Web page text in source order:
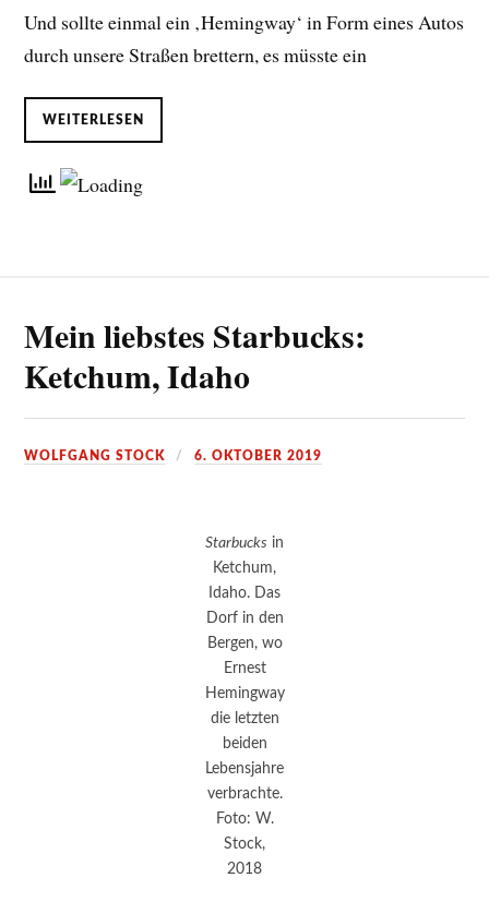
Und sollte einmal ein ‚Hemingway‘ in Form eines Autos
durch unsere Straßen brettern, es müsste ein
WEITERLESEN
Mein liebstes Starbucks:
Ketchum, Idaho
WOLFGANG STOCK 6. OKTOBER 2019
Starbucks in
Ketchum,
Idaho. Das
Dorf in den
Bergen, wo
Ernest
Hemingway
die letzten
beiden
Lebensjahre
verbrachte.
Foto: W.
Stock,
2018